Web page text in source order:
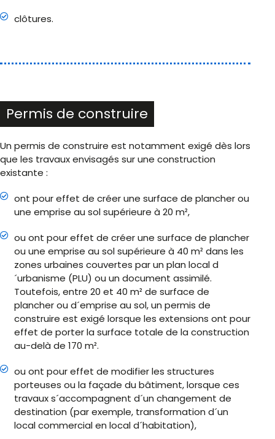
clôtures.
Permis de construire
Un permis de construire est notamment exigé dès lors
que les travaux envisagés sur une construction
existante :
ont pour effet de créer une surface de plancher ou
une emprise au sol supérieure à 20 m²,
ou ont pour effet de créer une surface de plancher
ou une emprise au sol supérieure à 40 m² dans les
zones urbaines couvertes par un plan local d
´urbanisme (PLU) ou un document assimilé.
Toutefois, entre 20 et 40 m² de surface de
plancher ou d´emprise au sol, un permis de
construire est exigé lorsque les extensions ont pour
effet de porter la surface totale de la construction
au-delà de 170 m².
ou ont pour effet de modifier les structures
porteuses ou la façade du bâtiment, lorsque ces
travaux s´accompagnent d´un changement de
destination (par exemple, transformation d´un
local commercial en local d´habitation),